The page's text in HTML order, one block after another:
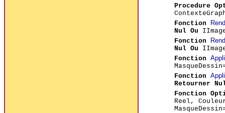
Procedure
Fonction
Nul Ou
Fonction
Nul Ou
Fonction
Fonction
Retourner
Fonction
Reel,